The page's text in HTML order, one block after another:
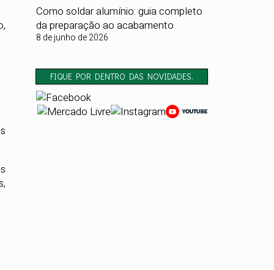
Como soldar alumínio: guia completo
da preparação ao acabamento
8 de junho de 2026
FIQUE POR DENTRO DAS NOVIDADES.